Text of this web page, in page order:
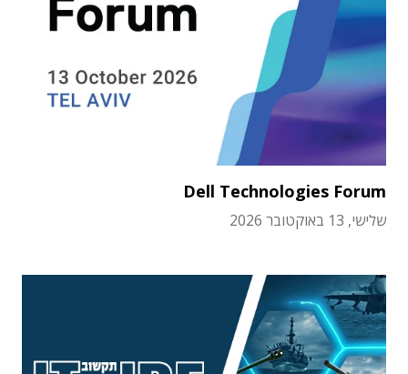
Dell Technologies Forum
שלישי, 13 באוקטובר 2026